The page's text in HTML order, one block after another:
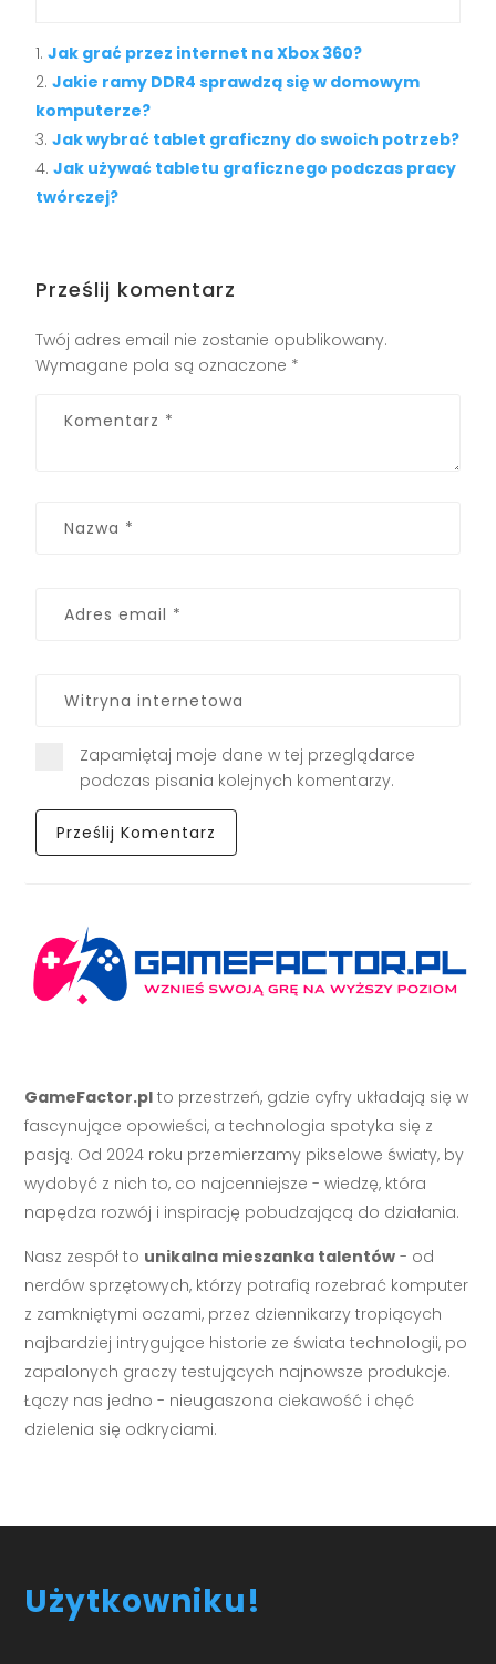
Jak grać przez internet na Xbox 360?
Jakie ramy DDR4 sprawdzą się w domowym
komputerze?
Jak wybrać tablet graficzny do swoich potrzeb?
Jak używać tabletu graficznego podczas pracy
twórczej?
Prześlij komentarz
Twój adres email nie zostanie opublikowany.
Wymagane pola są oznaczone *
Zapamiętaj moje dane w tej przeglądarce
podczas pisania kolejnych komentarzy.
GameFactor.pl to przestrzeń, gdzie cyfry układają się w
fascynujące opowieści, a technologia spotyka się z
pasją. Od 2024 roku przemierzamy pikselowe światy, by
wydobyć z nich to, co najcenniejsze - wiedzę, która
napędza rozwój i inspirację pobudzającą do działania.
Nasz zespół to unikalna mieszanka talentów - od
nerdów sprzętowych, którzy potrafią rozebrać komputer
z zamkniętymi oczami, przez dziennikarzy tropiących
najbardziej intrygujące historie ze świata technologii, po
zapalonych graczy testujących najnowsze produkcje.
Łączy nas jedno - nieugaszona ciekawość i chęć
dzielenia się odkryciami.
Użytkowniku!